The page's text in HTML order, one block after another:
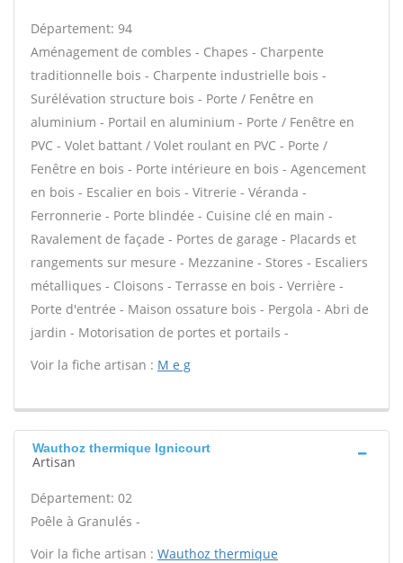
Département: 94
Aménagement de combles - Chapes - Charpente
traditionnelle bois - Charpente industrielle bois -
Surélévation structure bois - Porte / Fenêtre en
aluminium - Portail en aluminium - Porte / Fenêtre en
PVC - Volet battant / Volet roulant en PVC - Porte /
Fenêtre en bois - Porte intérieure en bois - Agencement
en bois - Escalier en bois - Vitrerie - Véranda -
Ferronnerie - Porte blindée - Cuisine clé en main -
Ravalement de façade - Portes de garage - Placards et
rangements sur mesure - Mezzanine - Stores - Escaliers
métalliques - Cloisons - Terrasse en bois - Verrière -
Porte d'entrée - Maison ossature bois - Pergola - Abri de
jardin - Motorisation de portes et portails -
Voir la fiche artisan : M e g
Wauthoz thermique Ignicourt
Artisan
Département: 02
Poêle à Granulés -
Voir la fiche artisan : Wauthoz thermique